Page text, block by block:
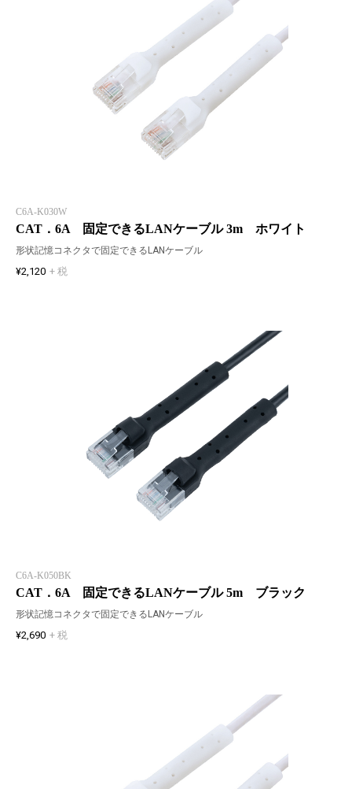
C6A-K030W
CAT．6A 固定できるLANケーブル 3m ホワイト
形状記憶コネクタで固定できるLANケーブル
¥2,120 + 税
C6A-K050BK
CAT．6A 固定できるLANケーブル 5m ブラック
形状記憶コネクタで固定できるLANケーブル
¥2,690 + 税